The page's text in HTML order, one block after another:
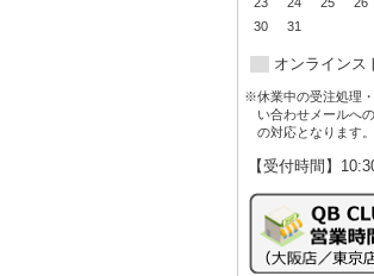
30
31
オンラインス
※休業中の受注処理
い合わせメールへ
の対応となります。
【受付時間】